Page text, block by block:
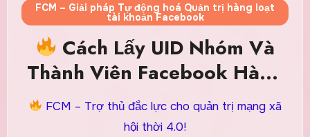
FCM – Giải pháp Tự động hoá Quản trị hàng loạt
tài khoản Facebook
Cách Lấy UID Nhóm Và
Thành Viên Facebook Hàng
Loạt Nhanh Gọn Chỉ Trong
Vài Click
FCM – Trợ thủ đắc lực cho quản trị mạng xã
hội thời 4.0!